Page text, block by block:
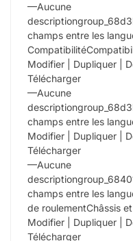
—Aucune
champs entre les
Modifier | Dupliquer |
Télécharger
—Aucune
champs entre les
Modifier | Dupliquer |
Télécharger
—Aucune
champs entre les
de roulementChâssis
Modifier | Dupliquer |
Télécharger